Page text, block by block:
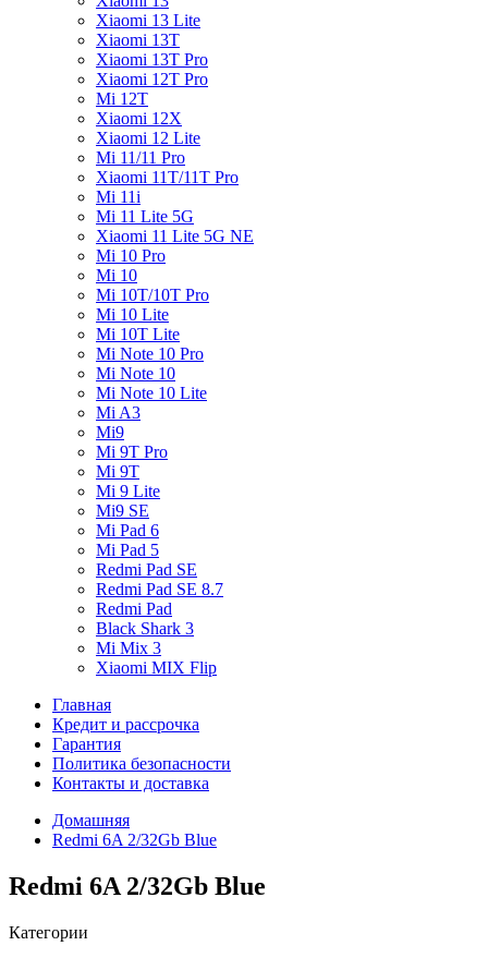
Xiaomi 13 Lite
Xiaomi 13T
Xiaomi 13T Pro
Xiaomi 12T Pro
Mi 12T
Xiaomi 12X
Xiaomi 12 Lite
Mi 11/11 Pro
Xiaomi 11T/11T Pro
Mi 11i
Mi 11 Lite 5G
Xiaomi 11 Lite 5G NE
Mi 10 Pro
Mi 10
Mi 10T/10T Pro
Mi 10 Lite
Mi 10T Lite
Mi Note 10 Pro
Mi Note 10
Mi Note 10 Lite
Mi A3
Mi9
Mi 9T Pro
Mi 9T
Mi 9 Lite
Mi9 SE
Mi Pad 6
Mi Pad 5
Redmi Pad SE
Redmi Pad SE 8.7
Redmi Pad
Black Shark 3
Mi Mix 3
Xiaomi MIX Flip
Главная
Кредит и рассрочка
Гарантия
Политика безопасности
Контакты и доставка
Домашняя
Redmi 6A 2/32Gb Blue
Redmi 6A 2/32Gb Blue
Категории